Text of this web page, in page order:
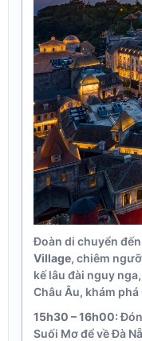
Đoàn di chuyển
Village, chiêm
kế lâu đài nguy
Châu Âu, khám phá
15h30 – 16h00:
Suối Mơ để về Đà